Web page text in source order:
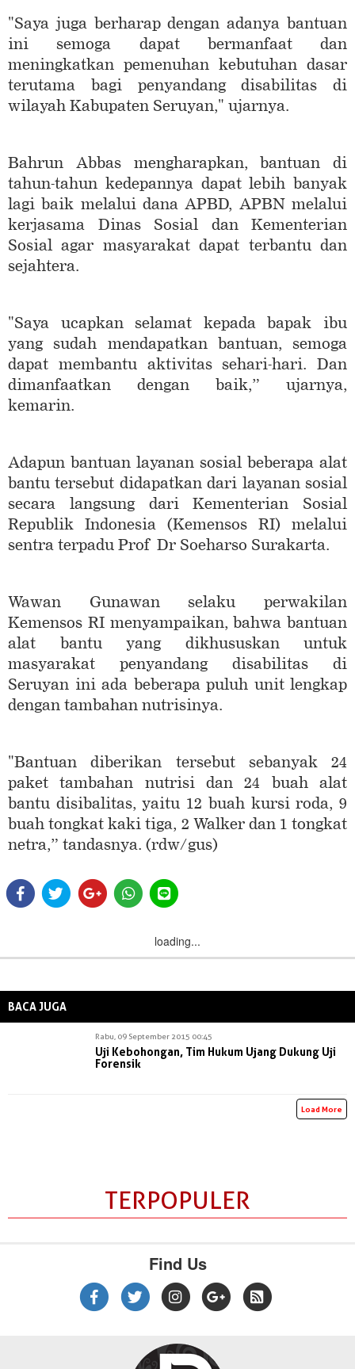
"Saya juga berharap dengan adanya bantuan
ini semoga dapat bermanfaat dan
meningkatkan pemenuhan kebutuhan dasar
terutama bagi penyandang disabilitas di
wilayah Kabupaten Seruyan," ujarnya.
Bahrun Abbas mengharapkan, bantuan di
tahun-tahun kedepannya dapat lebih banyak
lagi baik melalui dana APBD, APBN melalui
kerjasama Dinas Sosial dan Kementerian
Sosial agar masyarakat dapat terbantu dan
sejahtera.
"Saya ucapkan selamat kepada bapak ibu
yang sudah mendapatkan bantuan, semoga
dapat membantu aktivitas sehari-hari. Dan
dimanfaatkan dengan baik,” ujarnya,
kemarin.
Adapun bantuan layanan sosial beberapa alat
bantu tersebut didapatkan dari layanan sosial
secara langsung dari Kementerian Sosial
Republik Indonesia (Kemensos RI) melalui
sentra terpadu Prof Dr Soeharso Surakarta.
Wawan Gunawan selaku perwakilan
Kemensos RI menyampaikan, bahwa bantuan
alat bantu yang dikhususkan untuk
masyarakat penyandang disabilitas di
Seruyan ini ada beberapa puluh unit lengkap
dengan tambahan nutrisinya.
"Bantuan diberikan tersebut sebanyak 24
paket tambahan nutrisi dan 24 buah alat
bantu disibalitas, yaitu 12 buah kursi roda, 9
buah tongkat kaki tiga, 2 Walker dan 1 tongkat
netra,” tandasnya. (rdw/gus)
loading...
BACA JUGA
Rabu, 09 September 2015 00:45
Uji Kebohongan, Tim Hukum Ujang Dukung Uji
Forensik
Load More
TERPOPULER
Find Us